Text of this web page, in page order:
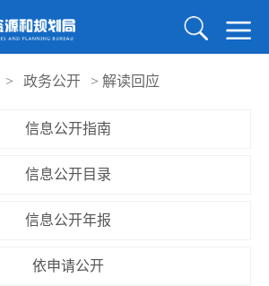
> 政务公开 > 解读回应
信息公开指南
信息公开目录
信息公开年报
依申请公开